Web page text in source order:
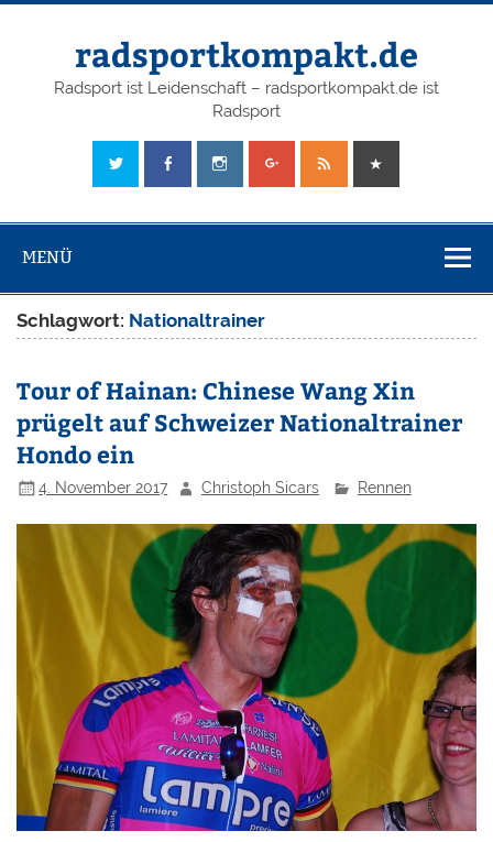
radsportkompakt.de
Radsport ist Leidenschaft – radsportkompakt.de ist
Radsport
MENÜ
Schlagwort: Nationaltrainer
Tour of Hainan: Chinese Wang Xin
prügelt auf Schweizer Nationaltrainer
Hondo ein
4. November 2017 Christoph Sicars Rennen